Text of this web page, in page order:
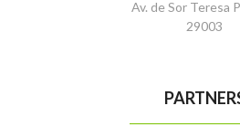
Av. de Sor Teresa
29003